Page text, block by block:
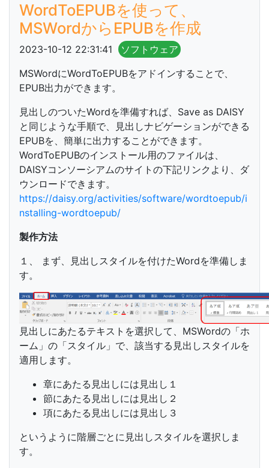
WordToEPUBを使って、
MSWordからEPUBを作成
2023-10-12 22:31:41
ソフトウェア
MSWordにWordToEPUBをアドインすることで、
EPUB出力ができます。
見出しのついたWordを準備すれば、Save as DAISY
と同じような手順で、見出しナビゲーションができる
EPUBを、簡単に出力することができます。
WordToEPUBのインストール用のファイルは、
DAISYコンソーシアムのサイトの下記リンクより、ダ
ウンロードできます。
https://daisy.org/activities/software/wordtoepub/i
nstalling-wordtoepub/
製作方法
１、 まず、見出しスタイルを付けたWordを準備しま
す。
見出しにあたるテキストを選択して、MSWordの「ホ
ーム」の「スタイル」で、該当する見出しスタイルを
適用します。
章にあたる見出しには見出し１
節にあたる見出しには見出し２
項にあたる見出しには見出し３
というように階層ごとに見出しスタイルを選択しま
す。